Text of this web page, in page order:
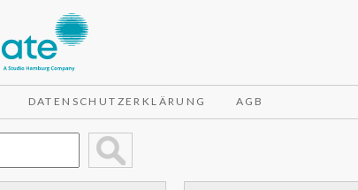
DATENSCHUTZERKLÄRUNG AGB